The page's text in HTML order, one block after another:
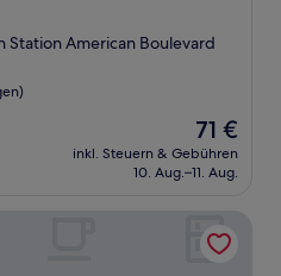
Station American Boulevard
Der
Preis
beträgt
71 €
inkl. Steuern & Gebühren
10. Aug.–11. Aug.